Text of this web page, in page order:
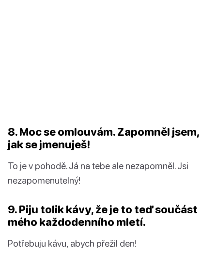
8. Moc se omlouvám. Zapomněl jsem,
jak se jmenuješ!
To je v pohodě. Já na tebe ale nezapomněl. Jsi
nezapomenutelný!
9. Piju tolik kávy, že je to teď součást
mého každodenního mletí.
Potřebuju kávu, abych přežil den!